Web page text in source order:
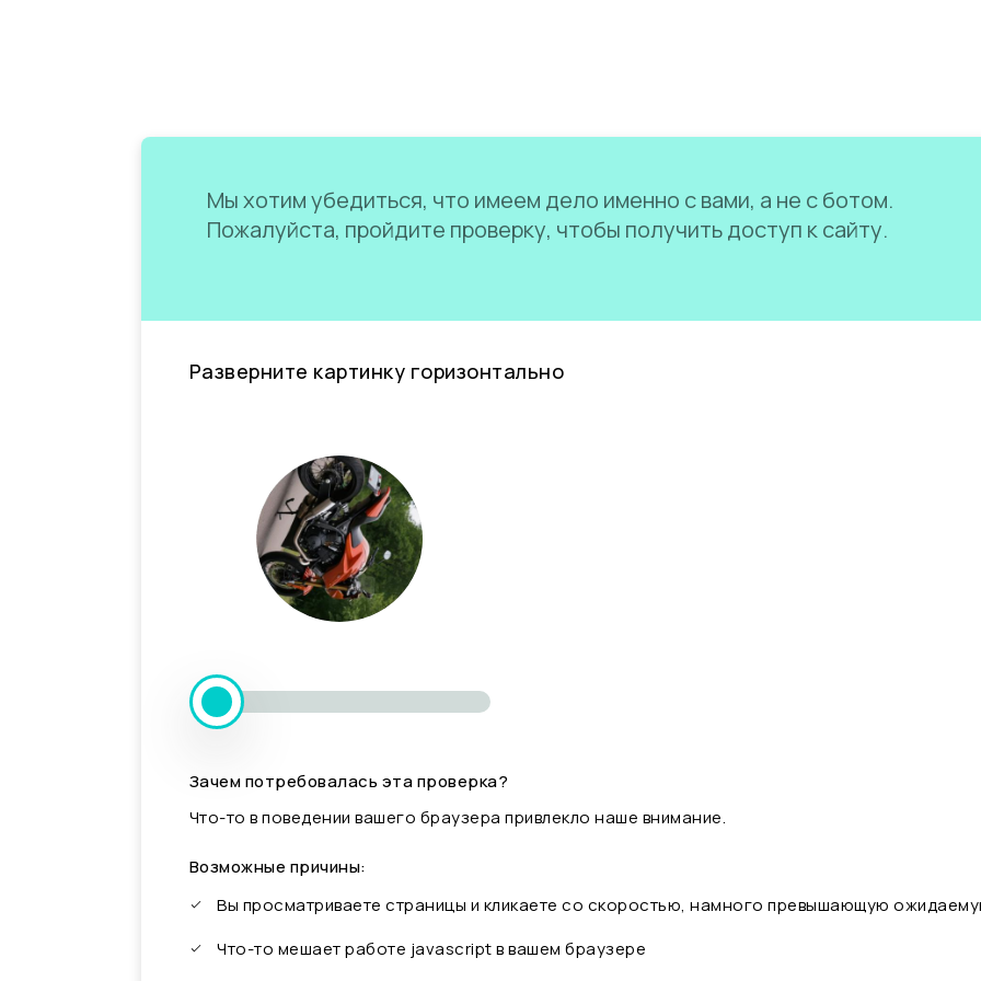
Мы хотим убедиться, что имеем дело именно с вами, а не с ботом.
Пожалуйста, пройдите проверку, чтобы получить доступ к сайту.
Разверните картинку горизонтально
Зачем потребовалась эта проверка?
Что-то в поведении вашего браузера привлекло наше внимание.
Возможные причины:
Вы просматриваете страницы и кликаете со скоростью, намного превышающую
Что-то мешает работе javascript в вашем браузере